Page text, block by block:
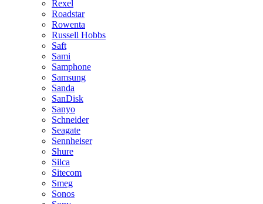
Rexel
Roadstar
Rowenta
Russell Hobbs
Saft
Sami
Samphone
Samsung
Sanda
SanDisk
Sanyo
Schneider
Seagate
Sennheiser
Shure
Silca
Sitecom
Smeg
Sonos